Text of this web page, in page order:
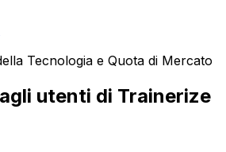
Tecnologia e Quota di Mercato
utenti di Trainerize